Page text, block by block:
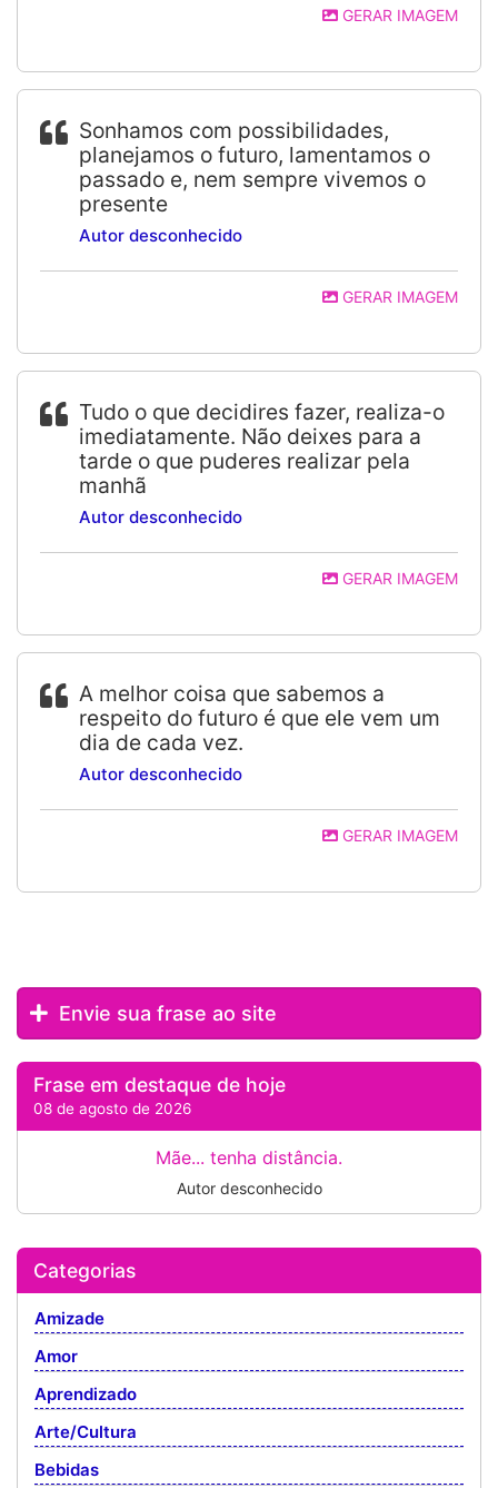
GERAR IMAGEM
Sonhamos com possibilidades,
planejamos o futuro, lamentamos o
passado e, nem sempre vivemos o
presente
Autor desconhecido
GERAR IMAGEM
Tudo o que decidires fazer, realiza-o
imediatamente. Não deixes para a
tarde o que puderes realizar pela
manhã
Autor desconhecido
GERAR IMAGEM
A melhor coisa que sabemos a
respeito do futuro é que ele vem um
dia de cada vez.
Autor desconhecido
GERAR IMAGEM
Envie sua frase ao site
Frase em destaque de hoje
08 de agosto de 2026
Mãe... tenha distância.
Autor desconhecido
Categorias
Amizade
Amor
Aprendizado
Arte/Cultura
Bebidas